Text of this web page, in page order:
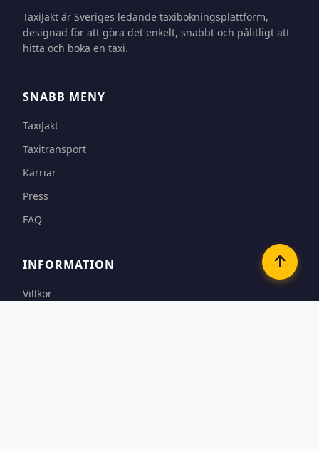
TaxiJakt är Sveriges ledande taxibokningsplattform,
designad för att göra det enkelt, snabbt och pålitligt att
hitta och boka en taxi.
SNABB MENY
TaxiJakt
Taxitransport
Karriär
Press
FAQ
INFORMATION
Villkor